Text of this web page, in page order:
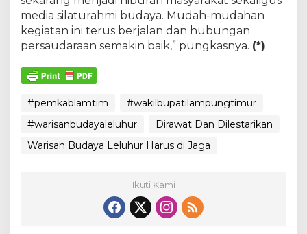
media silaturahmi budaya. Mudah-mudahan
kegiatan ini terus berjalan dan hubungan
persaudaraan semakin baik,” pungkasnya. (*)
#pemkablamtim
#wakilbupatilampungtimur
#warisanbudayaleluhur
Dirawat Dan Dilestarikan
Warisan Budaya Leluhur Harus di Jaga
Ikuti Kami